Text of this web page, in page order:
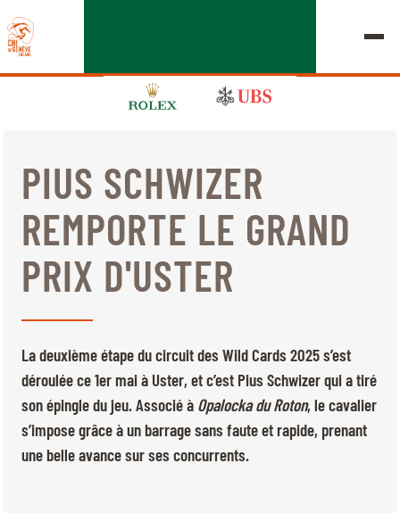
ÉDITION 2026
LE CHIG
MULTIMÉDIA
LIENS RAPIDES
DÉPARTS & RÉSULTATS
ROLEX GRAND SLAM
BILLETTERIE
BÉNÉVOLES
MÉDIAS
Jeudi, 17 Septembre 2026
PIUS SCHWIZER
REMPORTE LE GRAND
PRIX D'USTER
La deuxième étape du circuit des Wild Cards 2025 s’est
déroulée ce 1er mai à Uster, et c’est Pius Schwizer qui a tiré
son épingle du jeu. Associé à Opalocka du Roton, le cavalier
s’impose grâce à un barrage sans faute et rapide, prenant
une belle avance sur ses concurrents.